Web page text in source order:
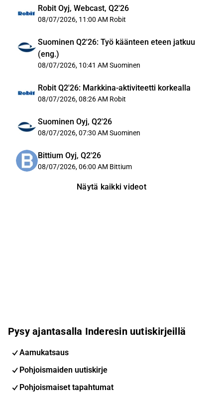
Robit Oyj, Webcast, Q2'26
08/07/2026, 11:00 AM Robit
Suominen Q2'26: Työ käänteen eteen jatkuu
(eng.)
08/07/2026, 10:41 AM Suominen
Robit Q2'26: Markkina-aktiviteetti korkealla
08/07/2026, 08:26 AM Robit
Suominen Oyj, Q2'26
08/07/2026, 07:30 AM Suominen
Bittium Oyj, Q2'26
08/07/2026, 06:00 AM Bittium
Näytä kaikki videot
Pysy ajantasalla Inderesin uutiskirjeillä
Aamukatsaus
Pohjoismaiden uutiskirje
Pohjoismaiset tapahtumat